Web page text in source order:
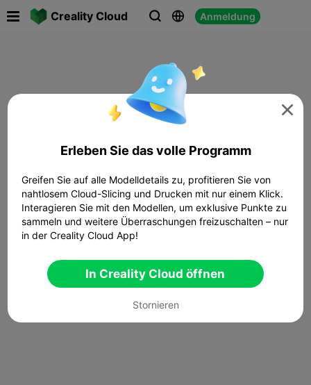
Creality Cloud   Anmeldung

Erleben Sie das volle Programm
Greifen Sie auf alle Modelldetails zu, profitieren Sie von
nahtlosem Cloud-Slicing und Drucken mit nur einem Klick.
Interagieren Sie mit den Modellen, um exklusive Punkte zu
sammeln und weitere Überraschungen freizuschalten – nur
in der Creality Cloud App!
In Creality Cloud öffnen
Stornieren